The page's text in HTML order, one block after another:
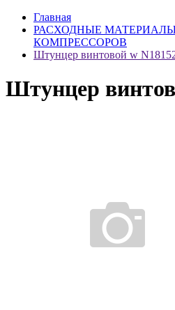
Главная
РАСХОДНЫЕ
КОМПРЕССОРОВ
Штунцер винтовой w
Штунцер